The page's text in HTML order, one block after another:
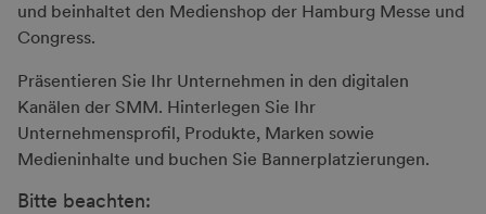
und beinhaltet den Medienshop der Hamburg Messe und
Congress.
Präsentieren Sie Ihr Unternehmen in den digitalen
Kanälen der SMM. Hinterlegen Sie Ihr
Unternehmensprofil, Produkte, Marken sowie
Medieninhalte und buchen Sie Bannerplatzierungen.
Bitte beachten: